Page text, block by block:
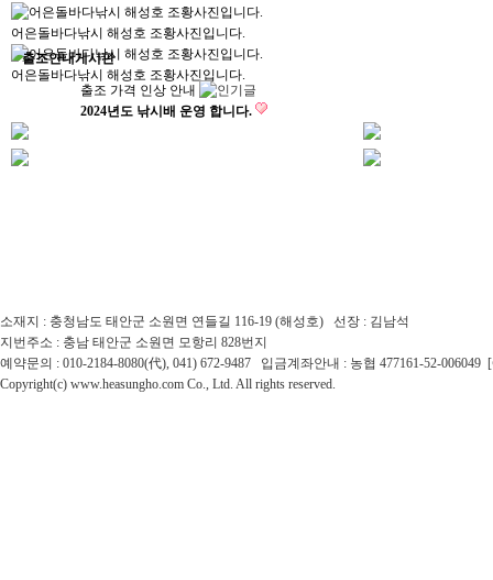
어은돌바다낚시 해성호 조황사진입니다.
어은돌바다낚시 해성호 조황사진입니다.
출조안내게시판
출조 가격 인상 안내
2024년도 낚시배 운영 합니다.
소재지 : 충청남도 태안군 소원면 연들길 116-19 (해성호) 선장 : 김남석
지번주소 : 충남 태안군 소원면 모항리 828번지
예약문의 : 010-2184-8080(代), 041) 672-9487 입금계좌안내 : 농협 477161-52-
Copyright(c) www.heasungho.com Co., Ltd. All rights reserved.